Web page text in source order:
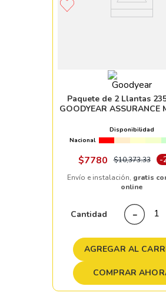
Paquete de 2 Llantas
GOODYEAR ASSURANCE
Disponibilidad
Nacional
$7780 $10,373.33 -
Envío e instalación, gratis
online
Cantidad －
AGREGAR AL
COMPRAR